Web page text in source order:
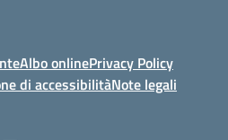
Albo onlinePrivacy Policy
di accessibilitàNote legali